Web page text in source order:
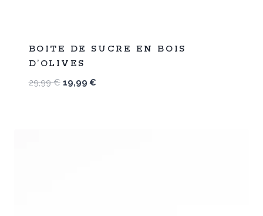
-
33
BOITE DE SUCRE EN BOIS
D’OLIVES
29,99€ Le
19,99 €Le